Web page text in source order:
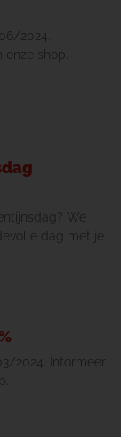
2024.
onze shop.
We
dag met je
2024. Informeer